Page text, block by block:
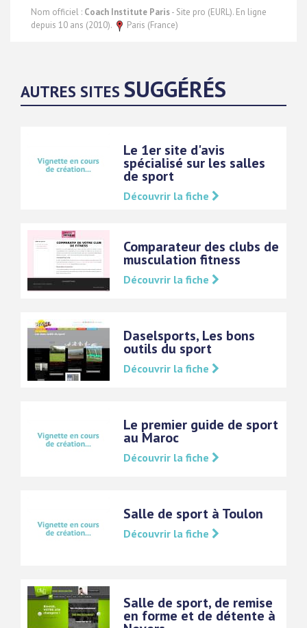
Nom officiel : Coach Institute Paris- Site pro (EURL). En ligne
depuis 10 ans (2010).
Paris (France)
AUTRES SITES SUGGÉRÉS
Le 1er site d'avis
spécialisé sur les salles
de sport
Découvrir la fiche
Comparateur des clubs de
musculation fitness
Découvrir la fiche
Daselsports, Les bons
outils du sport
Découvrir la fiche
Le premier guide de sport
au Maroc
Découvrir la fiche
Salle de sport à Toulon
Découvrir la fiche
Salle de sport, de remise
en forme et de détente à